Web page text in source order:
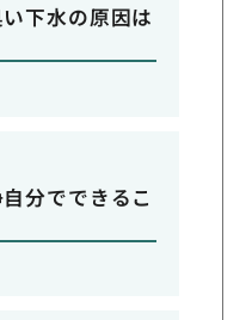
下水の原因は
分でできるこ